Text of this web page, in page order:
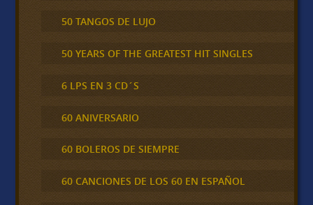
50 TANGOS DE LUJO
50 YEARS OF THE GREATEST HIT SINGLES
6 LPS EN 3 CD´S
60 ANIVERSARIO
60 BOLEROS DE SIEMPRE
60 CANCIONES DE LOS 60 EN ESPAÑOL